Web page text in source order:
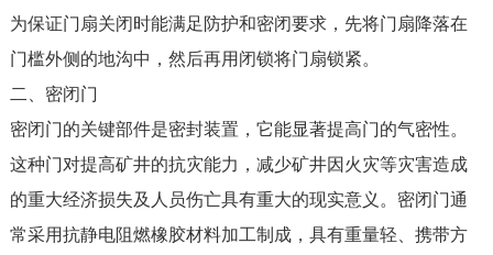
为保证门扇关闭时能满足防护和密闭要求，先将门扇降落在
门槛外侧的地沟中，然后再用闭锁将门扇锁紧。
二、密闭门
密闭门的关键部件是密封装置，它能显著提高门的气密性。
这种门对提高矿井的抗灾能力，减少矿井因火灾等灾害造成
的重大经济损失及人员伤亡具有重大的现实意义。密闭门通
常采用抗静电阻燃橡胶材料加工制成，具有重量轻、携带方